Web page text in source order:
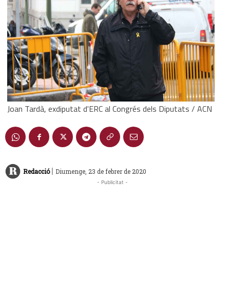
Joan Tardà, exdiputat d'ERC al Congrés dels Diputats / ACN
Redacció | Diumenge, 23 de febrer de 2020
- Publicitat -